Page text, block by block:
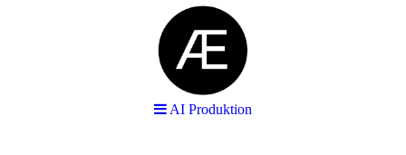
AI Produktion